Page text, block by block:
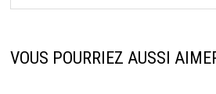
VOUS POURRIEZ AUSSI